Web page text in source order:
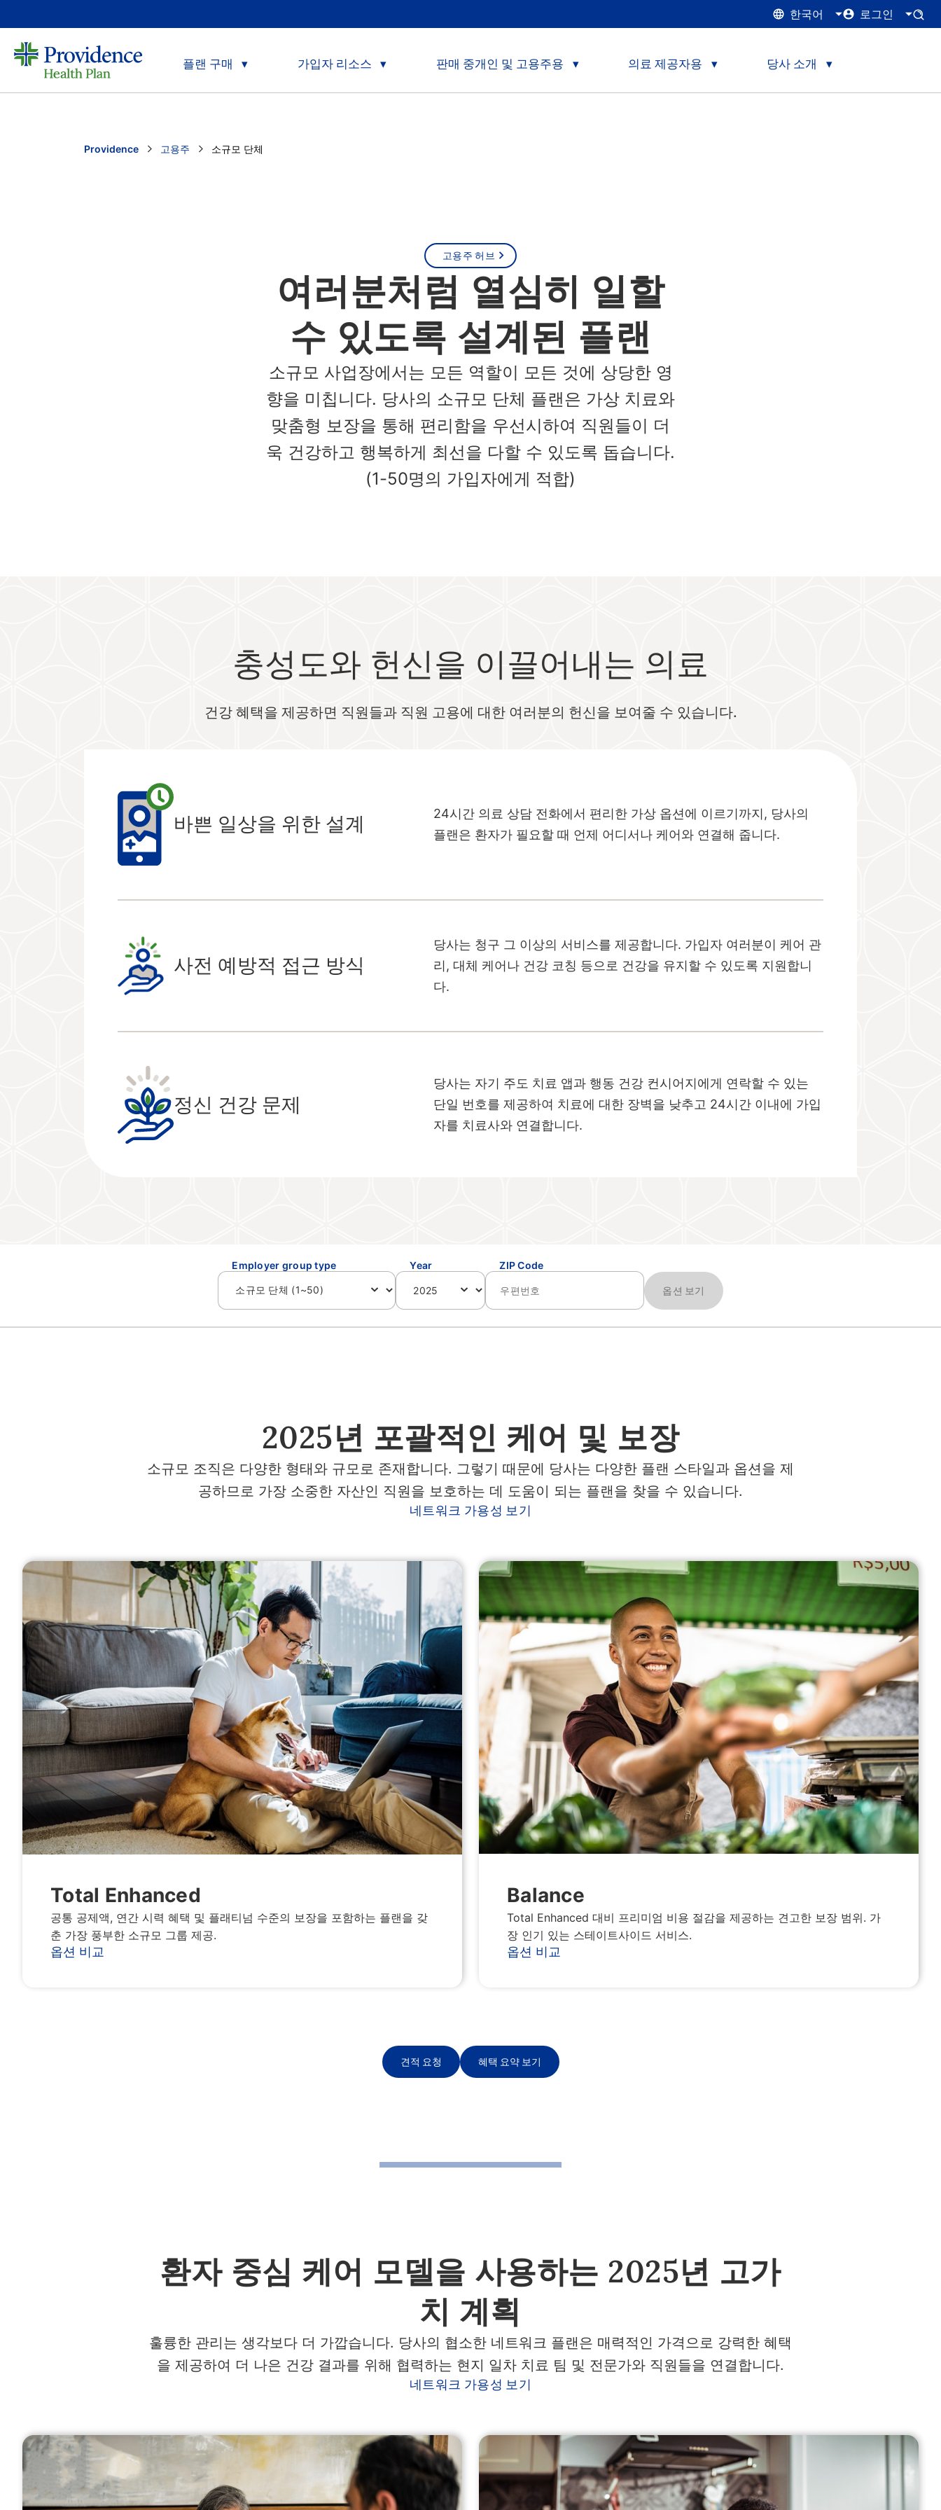
한국어 로그인
플랜 구매 가입자 리소스 판매 중개인 및 고용주용 의료 제공자용 당사 소개
Providence 고용주 Current:
소규모 단체
고용주 허브
여러분처럼 열심히 일할
수 있도록 설계된 플랜
소규모 사업장에서는 모든 역할이 모든 것에 상당한 영
향을 미칩니다. 당사의 소규모 단체 플랜은 가상 치료와
맞춤형 보장을 통해 편리함을 우선시하여 직원들이 더
욱 건강하고 행복하게 최선을 다할 수 있도록 돕습니다.
(1-50명의 가입자에게 적합)
충성도와 헌신을 이끌어내는 의료
건강 혜택을 제공하면 직원들과 직원 고용에 대한 여러분의 헌신을 보여줄 수 있습니다.
바쁜 일상을 위한 설계
24시간 의료 상담 전화에서 편리한 가상 옵션에 이르기까지, 당사의
플랜은 환자가 필요할 때 언제 어디서나 케어와 연결해 줍니다.
사전 예방적 접근 방식
당사는 청구 그 이상의 서비스를 제공합니다. 가입자 여러분이 케어 관
리, 대체 케어나 건강 코칭 등으로 건강을 유지할 수 있도록 지원합니
다.
정신 건강 문제
당사는 자기 주도 치료 앱과 행동 건강 컨시어지에게 연락할 수 있는
단일 번호를 제공하여 치료에 대한 장벽을 낮추고 24시간 이내에 가입
자를 치료사와 연결합니다.
Employer group type Year ZIP Code
옵션 보기
2025년 포괄적인 케어 및 보장
소규모 조직은 다양한 형태와 규모로 존재합니다. 그렇기 때문에 당사는 다양한 플랜 스타일과 옵션을 제
공하므로 가장 소중한 자산인 직원을 보호하는 데 도움이 되는 플랜을 찾을 수 있습니다.
네트워크 가용성 보기
Total Enhanced
공통 공제액, 연간 시력 혜택 및 플래티넘 수준의 보장을 포함하는 플랜을 갖
춘 가장 풍부한 소규모 그룹 제공.
옵션 비교
Balance
Total Enhanced 대비 프리미엄 비용 절감을 제공하는 견고한 보장 범위. 가
장 인기 있는 스테이트사이드 서비스.
옵션 비교
견적 요청 혜택 요약 보기
환자 중심 케어 모델을 사용하는 2025년 고가
치 계획
훌륭한 관리는 생각보다 더 가깝습니다. 당사의 협소한 네트워크 플랜은 매력적인 가격으로 강력한 혜택
을 제공하여 더 나은 건강 결과를 위해 협력하는 현지 일차 치료 팀 및 전문가와 직원들을 연결합니다.
네트워크 가용성 보기